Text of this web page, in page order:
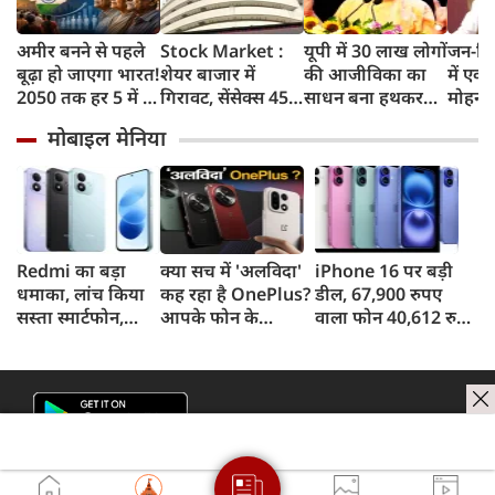
अमीर बनने से पहले
बूढ़ा हो जाएगा भारत!
2050 तक हर 5 में 1
साल से ज्यादा उम्र का
Stock Market :
शेयर बाजार में
गिरावट, सेंसेक्स 455
गिरावट
यूपी में 30 लाख लोगों
की आजीविका का
साधन बना हथकरघा-
जन-
में
मोहन
सहित
सस्पेंड
मोबाइल मेनिया
Redmi का बड़ा
धमाका, लांच किया
सस्ता स्मार्टफोन,
क्या सच में 'अलविदा'
कह रहा है OnePlus?
आपके फोन के
iPhone 16 पर बड़ी
डील, 67,900 रुपए
वाला फोन 40,612 रुपए